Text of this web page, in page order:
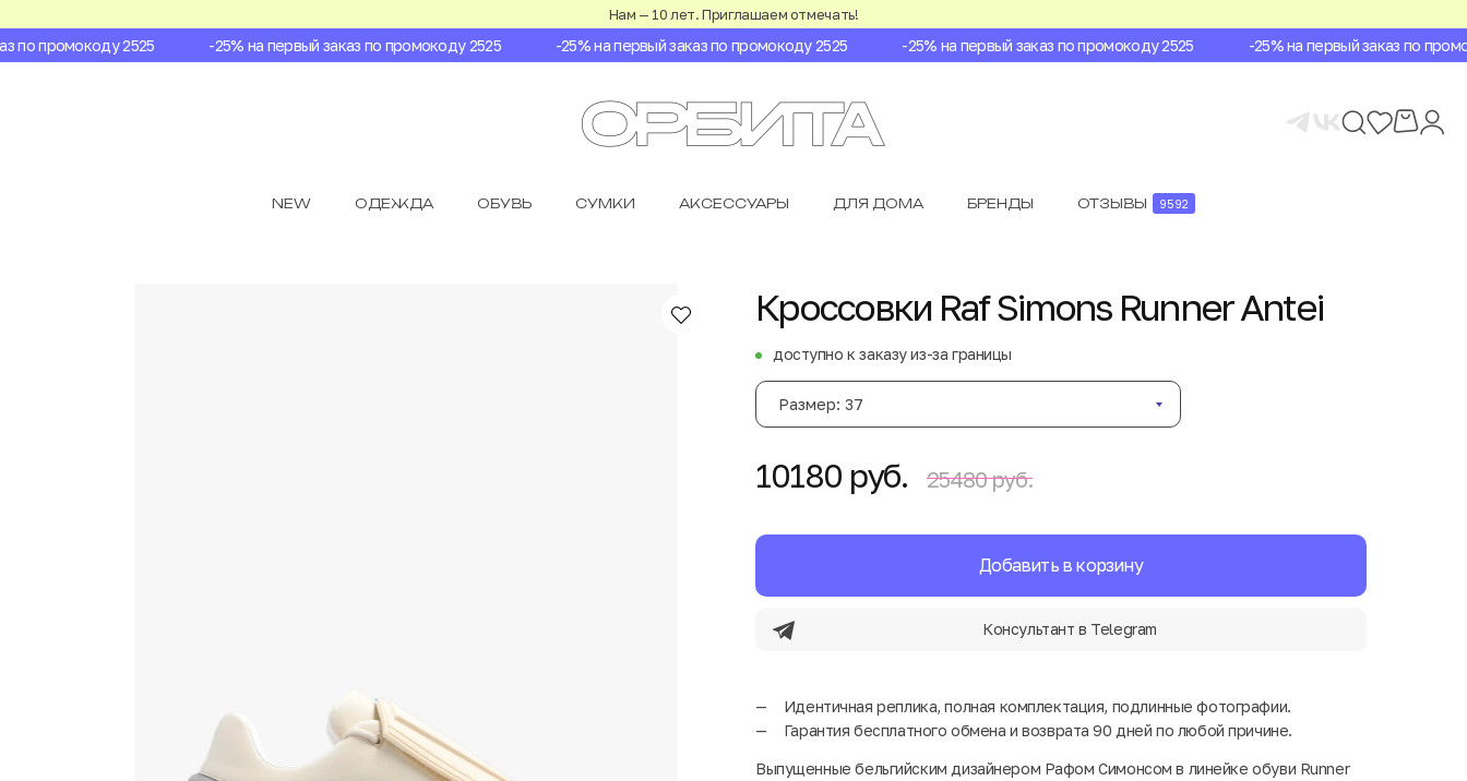
Нам — 10 лет. Приглашаем отмечать!
промокоду 2525 -25% на первый заказ по промокоду 2525 -25% на первый заказ по промокоду 2525 -25% на первый заказ по промокоду 2525 -25% на первый заказ по
NEW ОДЕЖДА ОБУВЬ СУМКИ АКСЕССУАРЫ ДЛЯ ДОМА БРЕНДЫ ОТЗЫВЫ 9592
Кроссовки Raf Simons Runner Antei
доступно к заказу из-за границы
Размер: 37
10180 руб. 25480 руб.
Добавить в корзину
Консультант в Telegram
Идентичная реплика, полная комплектация, подлинные фотографии.
Гарантия бесплатного обмена и возврата 90 дней по любой причине.
Выпущенные бельгийским дизайнером Рафом Симонсом в линейке обуви Runner